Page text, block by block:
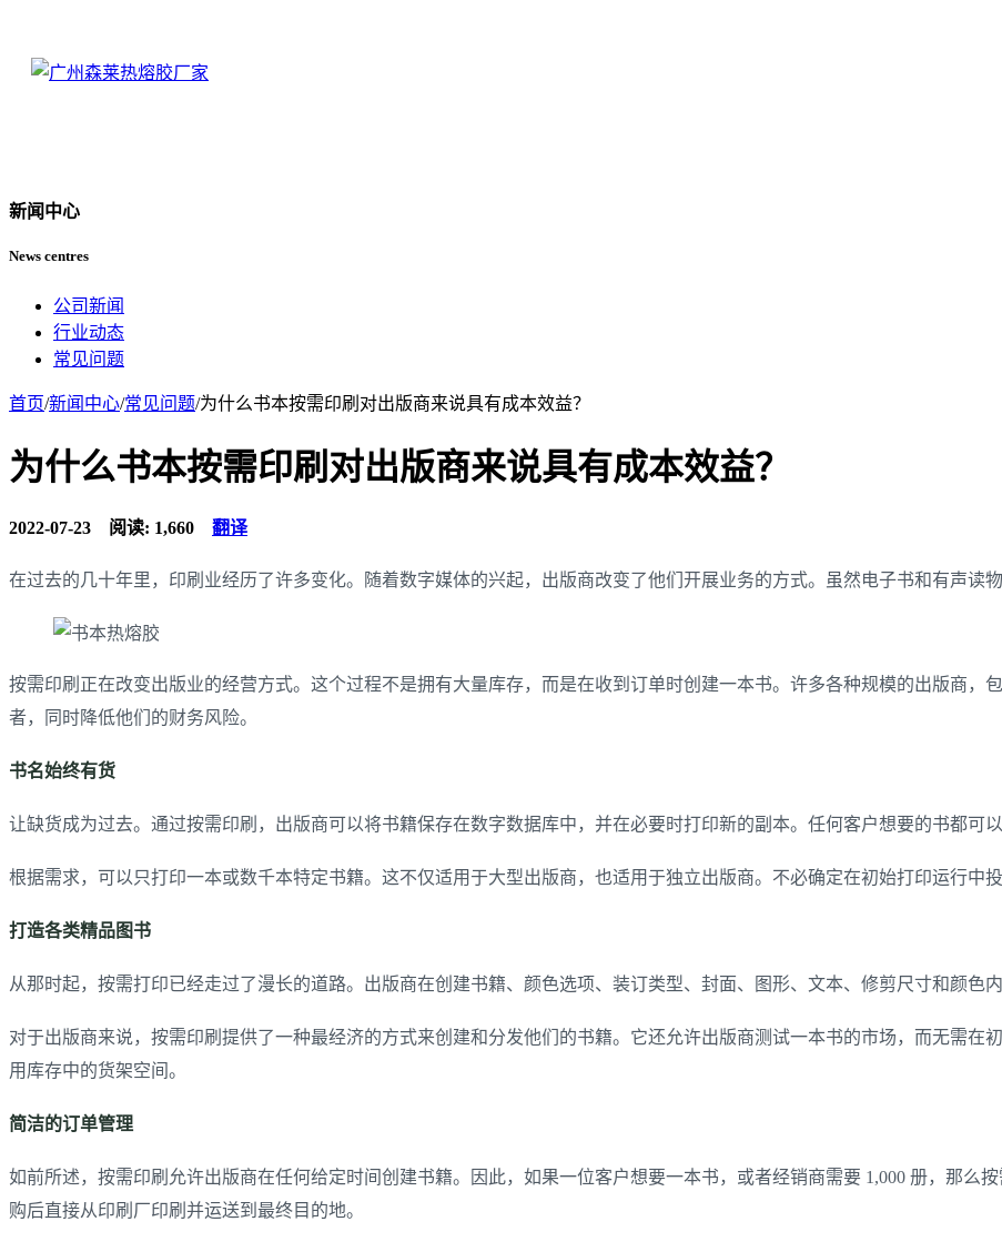
新闻中心
News centres
公司新闻
行业动态
常见问题
首页/新闻中心/常见问题/为什么书本按需印刷对出版商来说具有成本效益？
为什么书本按需印刷对出版商来说具有成本效益？
2022-07-23 阅读: 1,660 翻译
在过去的几十年里，印刷业经历了许多变化。随着数字媒体的兴起，出版商改变了他们开展业务的方式。虽然电子书和有声读
按需印刷正在改变出版业的经营方式。这个过程不是拥有大量库存，而是在收到订单时创建一本书。许多各种规模的出版商，
者，同时降低他们的财务风险。
书名始终有货
让缺货成为过去。通过按需印刷，出版商可以将书籍保存在数字数据库中，并在必要时打印新的副本。任何客户想要的书都可
根据需求，可以只打印一本或数千本特定书籍。这不仅适用于大型出版商，也适用于独立出版商。不必确定在初始打印运行中
打造各类精品图书
从那时起，按需打印已经走过了漫长的道路。出版商在创建书籍、颜色选项、装订类型、封面、图形、文本、修剪尺寸和颜色
对于出版商来说，按需印刷提供了一种最经济的方式来创建和分发他们的书籍。它还允许出版商测试一本书的市场，而无需在
用库存中的货架空间。
简洁的订单管理
如前所述，按需印刷允许出版商在任何给定时间创建书籍。因此，如果一位客户想要一本书，或者经销商需要 1,000 册，那么
购后直接从印刷厂印刷并运送到最终目的地。